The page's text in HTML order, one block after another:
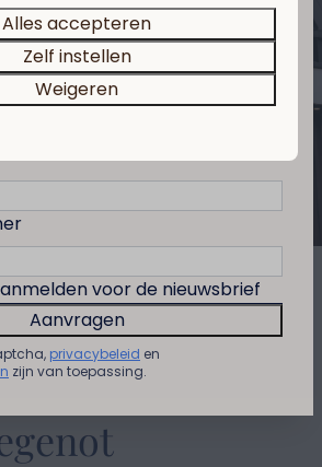
de toekomst
waarom
in de
van
voor de nieuwsbrief
Aanvragen
privacybeleid en
zijn van toepassing.
Alles accepteren
Zelf instellen
Weigeren